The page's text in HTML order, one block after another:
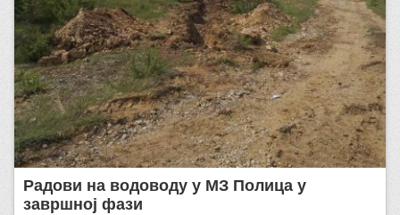
Радови на водоводу у МЗ Полица у
завршној фази